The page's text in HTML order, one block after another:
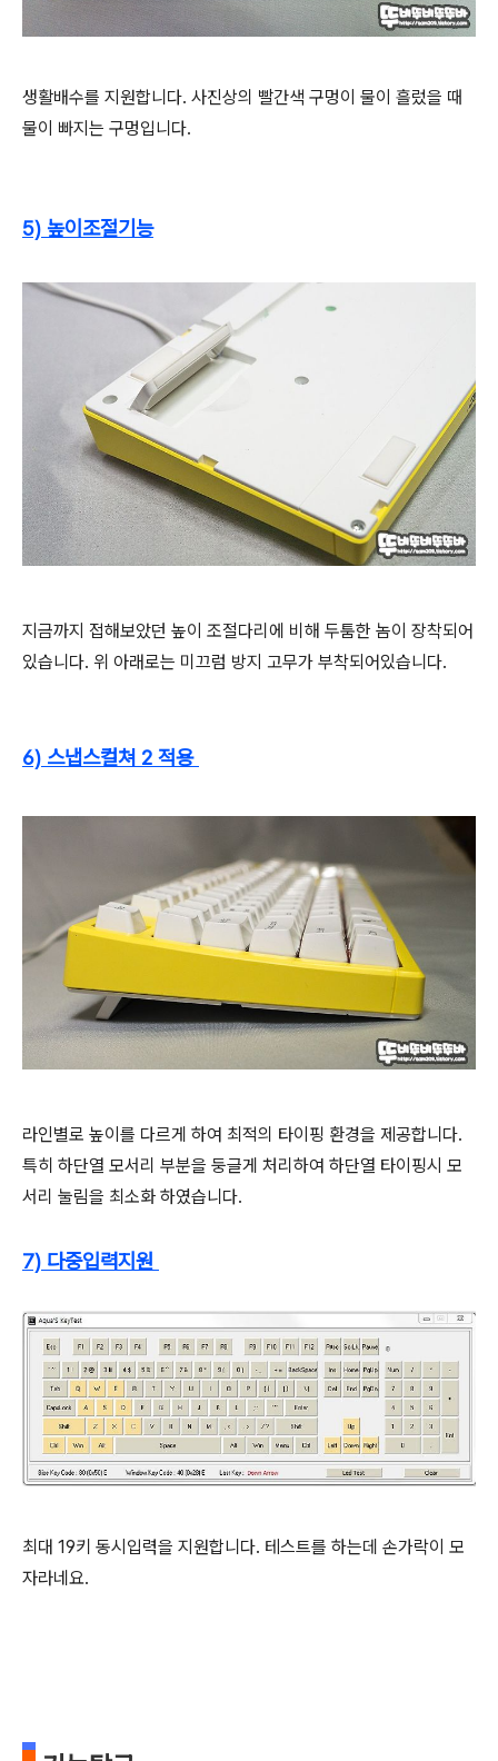
생활배수를 지원합니다. 사진상의 빨간색 구멍이 물이 흘렀을 때
물이 빠지는 구멍입니다.
5) 높이조절기능
지금까지 접해보았던 높이 조절다리에 비해 두툼한 놈이 장착되어
있습니다. 위 아래로는 미끄럼 방지 고무가 부착되어있습니다.
6) 스냅스컬쳐 2 적용
라인별로 높이를 다르게 하여 최적의 타이핑 환경을 제공합니다.
특히 하단열 모서리 부분을 둥글게 처리하여 하단열 타이핑시 모
서리 눌림을 최소화 하였습니다.
7) 다중입력지원
최대 19키 동시입력을 지원합니다. 테스트를 하는데 손가락이 모
자라네요.